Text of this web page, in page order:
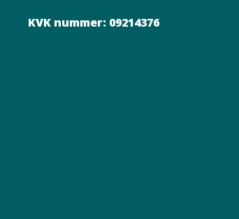
KVK nummer: 09214376